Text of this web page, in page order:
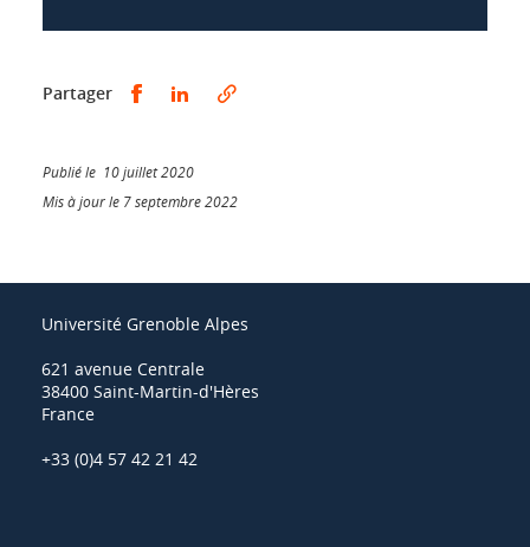
Partager Partager sur Facebook
Partager sur LinkedIn
Publié le 10 juillet 2020
Mis à jour le 7 septembre 2022
Université Grenoble Alpes
621 avenue Centrale
38400 Saint-Martin-d'Hères
France
+33 (0)4 57 42 21 42